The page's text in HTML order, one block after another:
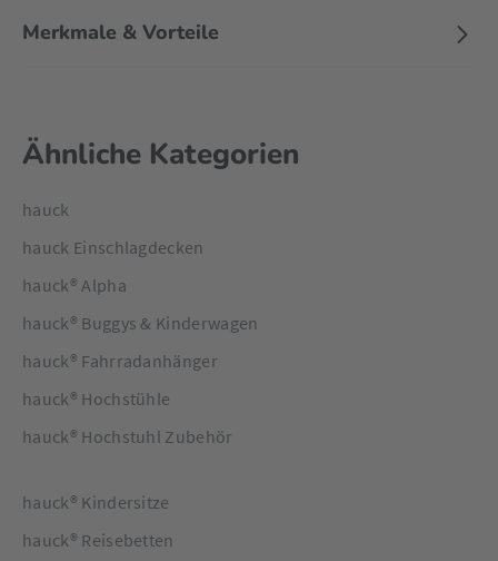
Merkmale & Vorteile
Ähnliche Kategorien
hauck
hauck Einschlagdecken
hauck® Alpha
hauck® Buggys & Kinderwagen
hauck® Fahrradanhänger
hauck® Hochstühle
hauck® Hochstuhl Zubehör
hauck® Kindersitze
hauck® Reisebetten